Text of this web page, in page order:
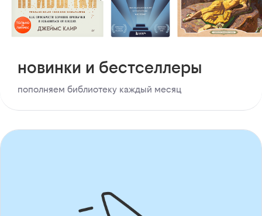
новинки и бестселлеры
пополняем библиотеку каждый месяц